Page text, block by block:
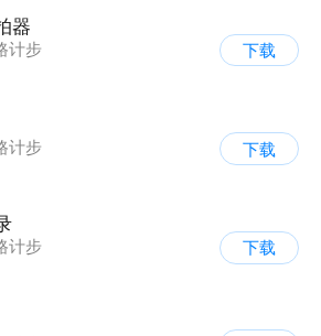
器
计步
下载
计步
下载
计步
下载